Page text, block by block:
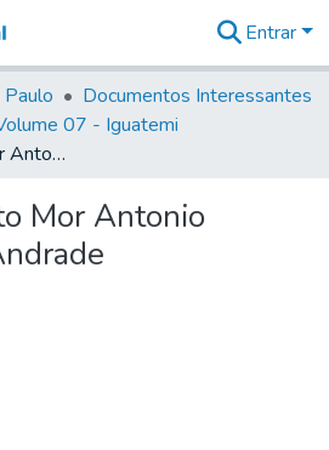
&
Coleções
Tudo na
Biblioteca
Estatísticas
Entrar
Documentos Interessantes
07 - Iguatemi
Para o Sargento Mor Antonio Francisco de Andrade
Mor Antonio